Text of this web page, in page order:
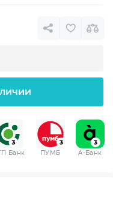
Банк ПУМБ A-Банк